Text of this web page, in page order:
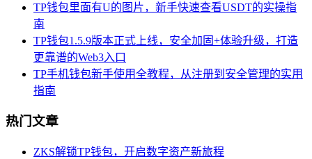
TP钱包里面有U的图片，新手快速查看USDT的实操指
南
TP钱包1.5.9版本正式上线，安全加固+体验升级，打造
更靠谱的Web3入口
TP手机钱包新手使用全教程，从注册到安全管理的实用
指南
热门文章
ZKS解锁TP钱包，开启数字资产新旅程